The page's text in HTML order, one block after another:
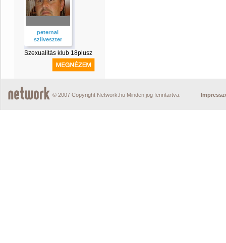
peternai
szilveszter
Szexualitás klub 18plusz
© 2007 Copyright Network.hu Minden jog fenntartva.